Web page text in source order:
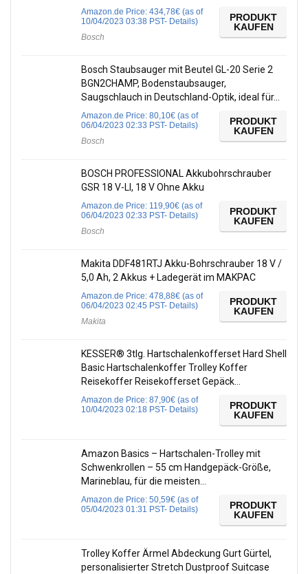
Amazon.de Price: 434,78€ (as of
10/04/2023 03:38 PST- Details)
Bosch
PRODUKT
KAUFEN
Bosch Staubsauger mit Beutel GL-20 Serie 2
BGN2CHAMP, Bodenstaubsauger,
Saugschlauch in Deutschland-Optik, ideal für…
Amazon.de Price: 80,10€ (as of
06/04/2023 02:33 PST- Details)
Bosch
PRODUKT
KAUFEN
BOSCH PROFESSIONAL Akkubohrschrauber
GSR 18 V-LI, 18 V Ohne Akku
Amazon.de Price: 119,90€ (as of
06/04/2023 02:33 PST- Details)
Bosch
PRODUKT
KAUFEN
Makita DDF481RTJ Akku-Bohrschrauber 18 V /
5,0 Ah, 2 Akkus + Ladegerät im MAKPAC
Amazon.de Price: 478,88€ (as of
06/04/2023 02:45 PST- Details)
Makita
PRODUKT
KAUFEN
KESSER® 3tlg. Hartschalenkofferset Hard Shell
Basic Hartschalenkoffer Trolley Koffer
Reisekoffer Reisekofferset Gepäck…
Amazon.de Price: 87,90€ (as of
10/04/2023 02:18 PST- Details)
PRODUKT
KAUFEN
Amazon Basics – Hartschalen-Trolley mit
Schwenkrollen – 55 cm Handgepäck-Größe,
Marineblau, für die meisten…
Amazon.de Price: 50,59€ (as of
05/04/2023 01:31 PST- Details)
PRODUKT
KAUFEN
Trolley Koffer Ärmel Abdeckung Gurt Gürtel,
personalisierter Stretch Dustproof Suitcase